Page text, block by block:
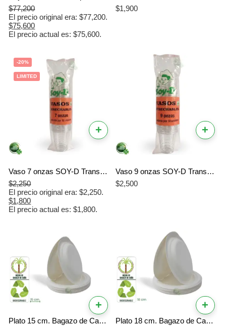
$77,200
El precio original era: $77,200.
$75,600
El precio actual es: $75,600.
$1,900
-20%
LIMITED
+
Vaso 7 onzas SOY-D Transparente X 5O unidades
$2,250
El precio original era: $2,250.
$1,800
El precio actual es: $1,800.
+
Vaso 9 onzas SOY-D Transparente X 50 unidades
$2,500
+
Plato 15 cm. Bagazo de Caña Biodegradable x 20 Unidades
+
Plato 18 cm. Bagazo de Caña Biodegradable x 20 Unidades